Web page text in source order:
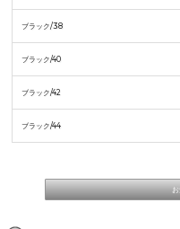
ブラック/38
ブラック/40
ブラック/42
ブラック/44